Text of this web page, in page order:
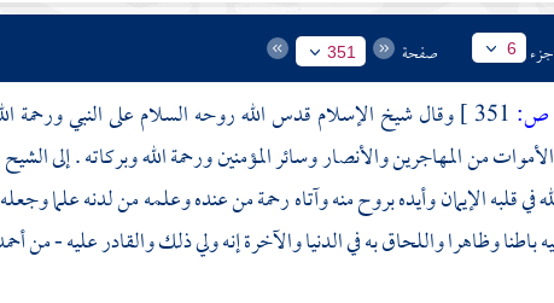
جزء 6 صفحة 351
ص: وقالشيخ الإسلامقدس الله روحه السلام على النبي ورحمة
منالمهاجرينوالأنصاروسائر المؤمنين ورحمة الله وبركاته . إلى
في قلبه الإيمان وأيده بروح منه وآتاه رحمة من عنده وعلمه من لدنه علما
باطنا وظاهرا واللحاق به في الدنيا والآخرة إنه ولي ذلك والقادر عليه - من